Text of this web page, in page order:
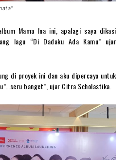
Mama Ina ini, apalagi saya dikasi
lagu “Di Dadaku Ada Kamu” ujar
di proyek ini dan aku dipercaya untuk
banget”, ujar Citra Scholastika.